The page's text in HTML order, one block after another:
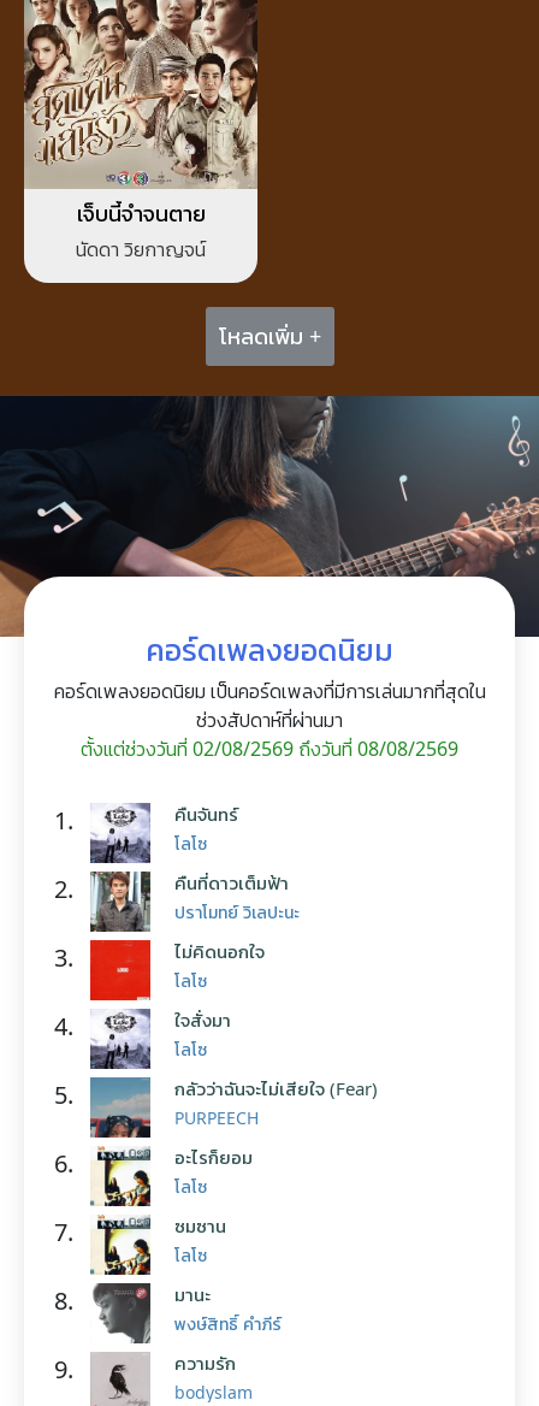
เจ็บนี้จำจนตาย
นัดดา วิยกาญจน์
โหลดเพิ่ม +
คอร์ดเพลงยอดนิยม
คอร์ดเพลงยอดนิยม เป็นคอร์ดเพลงที่มีการเล่นมากที่สุดใน
ช่วงสัปดาห์ที่ผ่านมา
ตั้งแต่ช่วงวันที่ 02/08/2569 ถึงวันที่ 08/08/2569
1. คืนจันทร์
โลโซ
2. คืนที่ดาวเต็มฟ้า
ปราโมทย์ วิเลปะนะ
3. ไม่คิดนอกใจ
โลโซ
4. ใจสั่งมา
โลโซ
5. กลัวว่าฉันจะไม่เสียใจ (Fear)
PURPEECH
6. อะไรก็ยอม
โลโซ
7. ซมซาน
โลโซ
8. มานะ
พงษ์สิทธิ์ คำภีร์
9. ความรัก
bodyslam